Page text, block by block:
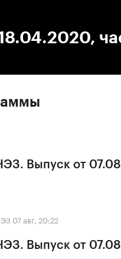
Выпуск от
07 авг, 20:22
Выпуск от